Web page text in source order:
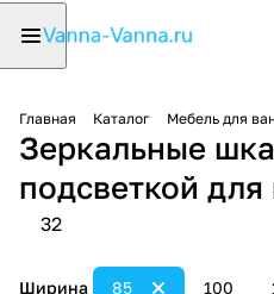
Главная Каталог Мебель для
Зеркальные
подсветкой
32
Ширина 100
85